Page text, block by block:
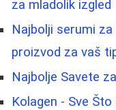
za mladolik izgled
Najbolji serumi
proizvod za vaš
Najbolje Savete
Kolagen - Sve